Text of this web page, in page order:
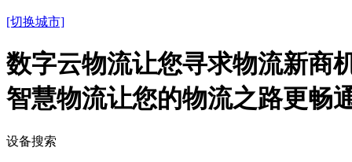
[切换城市]
数字云物流让您寻求物流新商
智慧物流让您的物流之路更畅
设备搜索